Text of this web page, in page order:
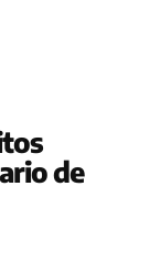
de